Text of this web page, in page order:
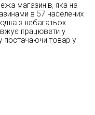
магазинів, яка на
в 57 населених
з небагатьох
працювати у
постачаючи товар у